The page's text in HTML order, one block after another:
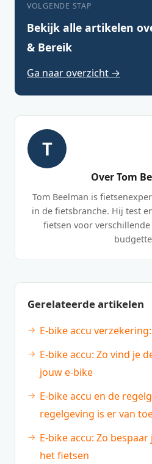
VOLGENDE STAP
Bekijk alle artikelen
& Bereik
Ga naar overzicht →
T
Over Tom
Tom Beelman is
in de fietsbranche. Hij test
fietsen voor
Gerelateerde artikelen
E-bike accu
E-bike accu: Zo vind je
jouw e-bike
E-bike accu en de
regelgeving is er van
E-bike accu: Zo
het fietsen